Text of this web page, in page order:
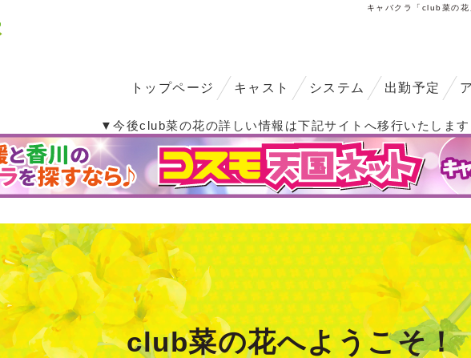
キャバクラ「club菜の
トップページ キャスト システム 出勤予定
▼今後club菜の花の詳しい情報は下記サイトへ移行いたしま
club菜の花へようこそ！